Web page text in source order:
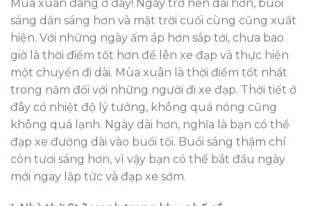
Mùa xuân đang ở đây! Ngày trở nên dài hơn, buổi
sáng dần sáng hơn và mặt trời cuối cùng cũng xuất
hiện. Với những ngày ấm áp hơn sắp tới, chưa bao
giờ là thời điểm tốt hơn để lên xe đạp và thực hiện
một chuyến đi dài. Mùa xuân là thời điểm tốt nhất
trong năm đối với những người đi xe đạp. Thời tiết ở
đây có nhiệt độ lý tưởng, không quá nóng cũng
không quá lạnh. Ngày dài hơn, nghĩa là bạn có thể
đạp xe đường dài vào buổi tối. Buổi sáng thậm chí
còn tươi sáng hơn, vì vậy bạn có thể bắt đầu ngày
mới ngay lập tức và đạp xe sớm.